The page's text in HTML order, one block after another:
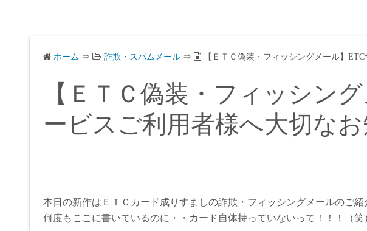
ホーム ⇒ 詐欺・スパムメール ⇒ 【ＥＴＣ偽装・フィッシングメール】
【ＥＴＣ偽装・フィッシン
ービスご利用者様へ大切な
本日の新作はＥＴＣカード成りすましの詐欺・フィッシングメールのご紹
何度もここに書いているのに・・カード自体持っていないって！！！（笑